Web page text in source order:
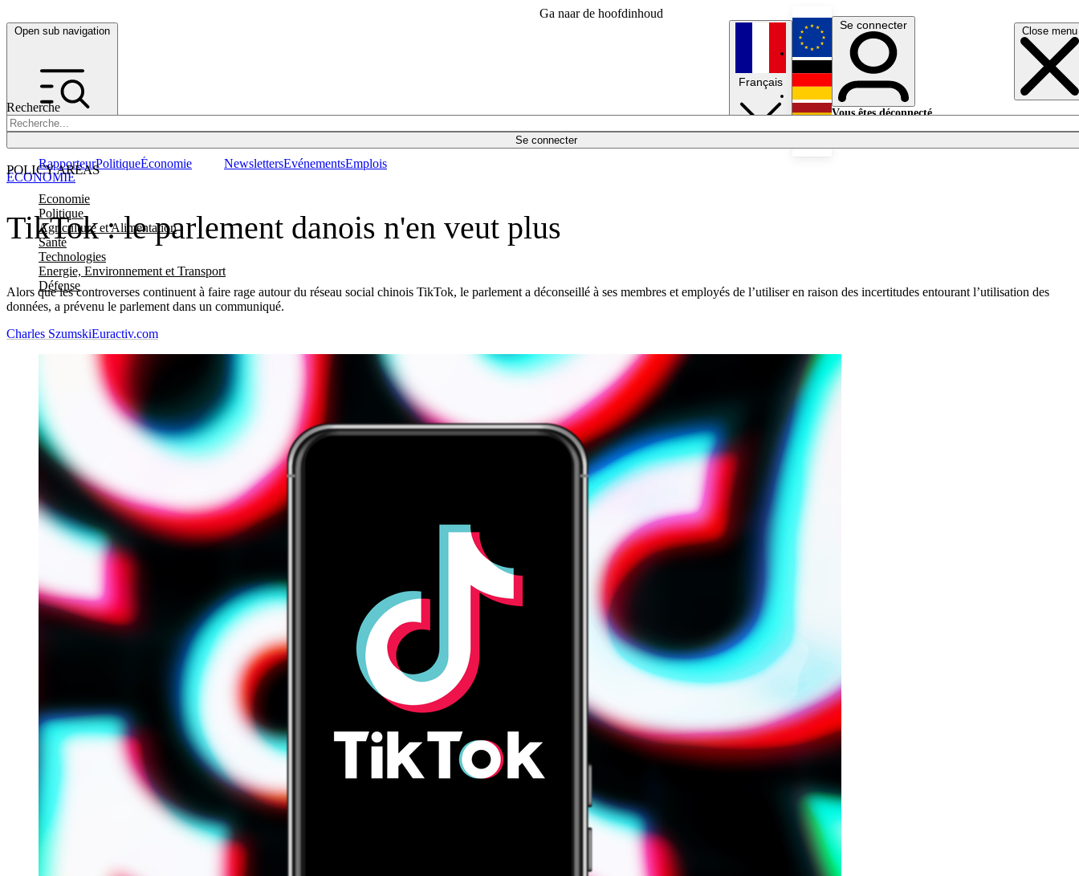
Ga naar de hoofdinhoud
Open sub navigation Close menu
Recherche
Se connecter
POLICY AREAS
Economie
Politique
Agriculture et Alimentation
Santé
Technologies
Energie, Environnement et Transport
Défense
RapporteurPolitiqueÉconomie NewslettersEvénementsEmplois
Français
English
Deutsch
Se connecter
Vous êtes déconnecté.
TikTok : le parlement danois n'en veut plus
Alors que les controverses continuent à faire rage autour du réseau social chinois TikTok, le parlement a déconseillé à ses membres et employés de l’utiliser en raison des incertitudes entourant l’utilisation des
données, a prévenu le parlement dans un communiqué.
ÉCONOMIE
Charles SzumskiEuractiv.com